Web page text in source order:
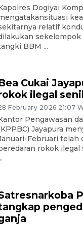
Dogiyai
relatif
sekelompok
BBM ...
Cukai
ilegal
February 2026 21:07
Pengawasan
Jayapura
Februari telah
rokok
14 March